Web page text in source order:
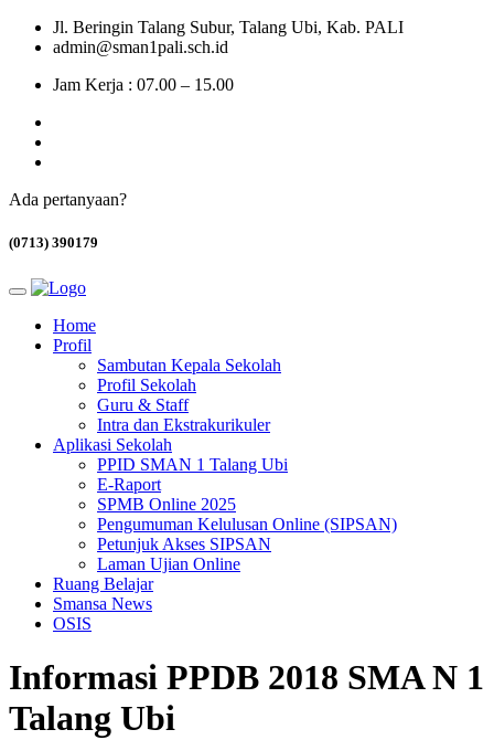
Jl. Beringin Talang Subur, Talang Ubi, Kab. PALI
admin@sman1pali.sch.id
Jam Kerja : 07.00 – 15.00
Ada pertanyaan?
(0713) 390179
Home
Profil
Sambutan Kepala Sekolah
Profil Sekolah
Guru & Staff
Intra dan Ekstrakurikuler
Aplikasi Sekolah
PPID SMAN 1 Talang Ubi
E-Raport
SPMB Online 2025
Pengumuman Kelulusan Online (SIPSAN)
Petunjuk Akses SIPSAN
Laman Ujian Online
Ruang Belajar
Smansa News
OSIS
Informasi PPDB 2018 SMA N 1
Talang Ubi